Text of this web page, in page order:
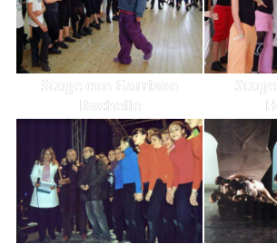
Stage con Garrison
Rochelle